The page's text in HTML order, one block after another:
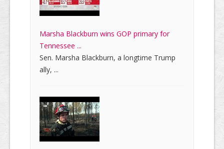
Marsha Blackburn wins GOP primary for
Tennessee ...
Sen. Marsha Blackburn, a longtime Trump
ally, ...